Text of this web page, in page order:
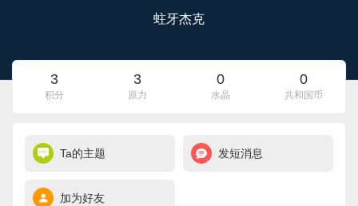
蛀牙杰克
3
积分
3
原力
0
水晶
0
共和国币
Ta的主题 发短消息
加为好友